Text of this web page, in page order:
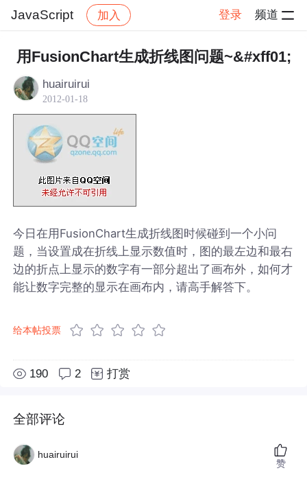
JavaScript 加入 登录 频道
社区 JavaScript 帖子详情
用FusionChart生成折线图问题~&#xff01;
huairuirui
2012-01-18
今日在用FusionChart生成折线图时候碰到一个小问
题，当设置成在折线上显示数值时，图的最左边和最右
边的折点上显示的数字有一部分超出了画布外，如何才
能让数字完整的显示在画布内，请高手解答下。
给本帖投票
190 2 打赏
全部评论
huairuirui
赞